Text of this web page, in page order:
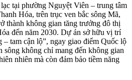
tại phường Nguyệt Viên – trung tâm
Hóa, trên trục ven bắc sông Mã,
thành không gian tăng trưởng đô thị
đến năm 2030. Dự án sở hữu vị trí
– tam cận lộ”, ngay giao điểm Quốc lộ
không chỉ mang đến không gian
nhiên mà còn đảm bảo tiềm năng